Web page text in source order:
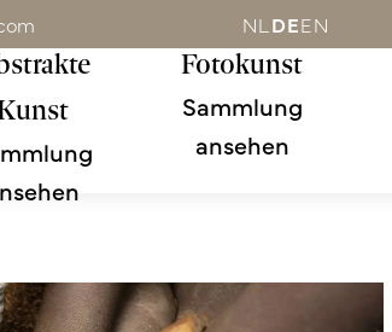
NL DEEN
Fotokunst
Sammlung
ansehen